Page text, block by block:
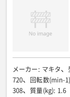
メーカー : マキタ
720
回転数(min-1)
308
質量(kg): 1.6